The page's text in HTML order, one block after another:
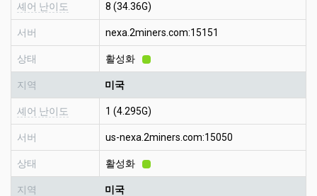
셰어 난이도 8 (34.36G)
서버 nexa.2miners.com:15151
상태 활성화
지역 미국
셰어 난이도 1 (4.295G)
서버 us-nexa.2miners.com:15050
상태 활성화
지역 미국